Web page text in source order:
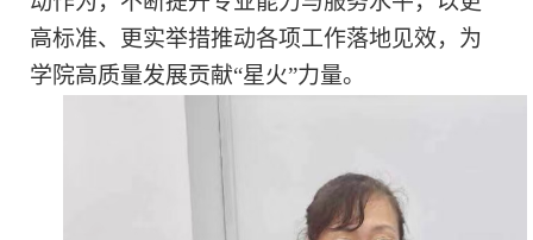
高标准、更实举措推动各项工作落地见效，为
学院高质量发展贡献“星火”力量。